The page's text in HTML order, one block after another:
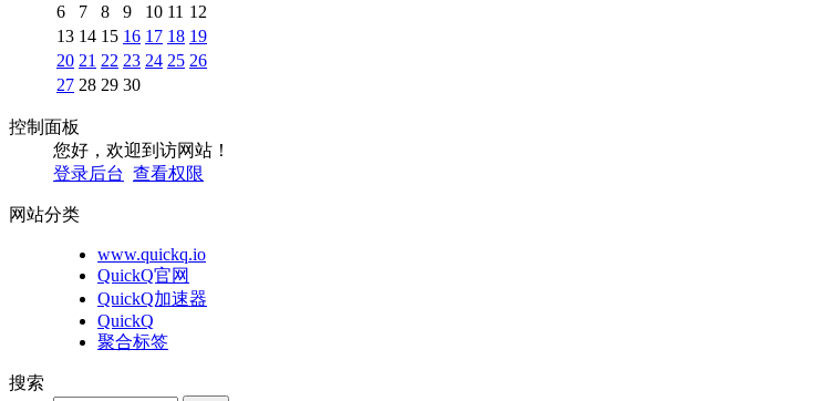
6
7 8 9 10 11 12
13 14 15 16 17 18 19
20 21 22 23 24 25 26
27 28 29 30
控制面板
您好，欢迎到访网站！
登录后台 查看权限
网站分类
www.quickq.io
QuickQ官网
QuickQ加速器
QuickQ
聚合标签
搜索